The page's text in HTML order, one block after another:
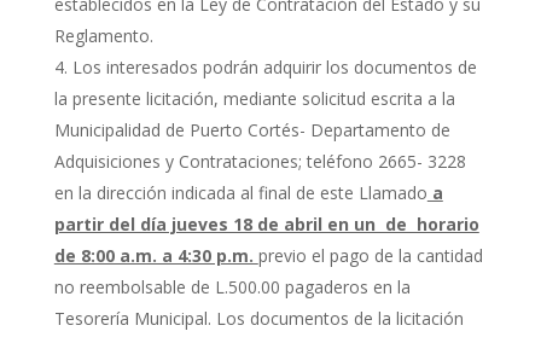
Reglamento.
Los interesados podrán adquirir los documentos de
la presente licitación, mediante solicitud escrita a la
Municipalidad de Puerto Cortés- Departamento de
Adquisiciones y Contrataciones; teléfono 2665- 3228
en la dirección indicada al final de este Llamado a
partir del día jueves 18 de abril en un de horario
de 8:00 a.m. a 4:30 p.m. previo el pago de la cantidad
no reembolsable de L.500.00 pagaderos en la
Tesorería Municipal. Los documentos de la licitación